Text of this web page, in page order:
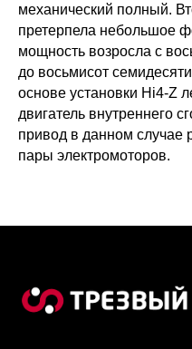
механический полный.
претерпела небольшое
мощность возросла с
до восьмисот
основе установки Hi4-Z
двигатель внутреннего
привод в данном случае
пары электромоторов.